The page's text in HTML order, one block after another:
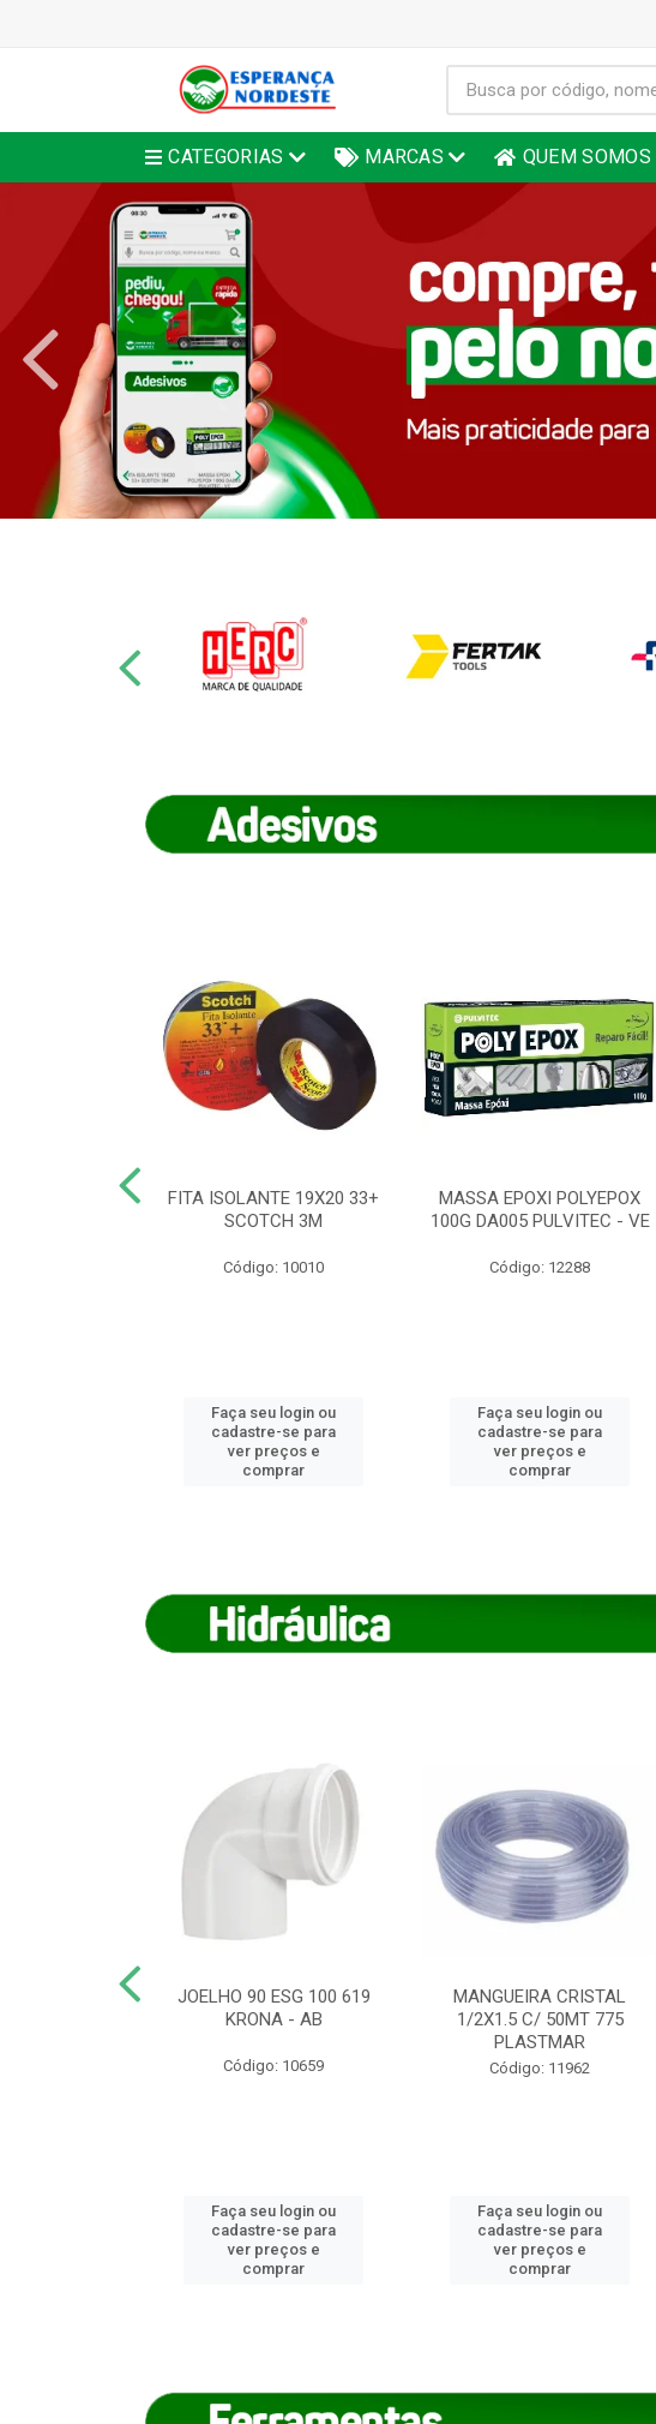
CATEGORIAS MARCAS QUEM SOMOS
FITA ISOLANTE 19X20 33+
SCOTCH 3M
Código: 10010
Faça seu login ou
cadastre-se para
ver preços e
comprar
MASSA EPOXI POLYEPOX
100G DA005 PULVITEC - VE
Código: 12288
Faça seu login ou
cadastre-se para
ver preços e
comprar
JOELHO 90 ESG 100 619
KRONA - AB
Código: 10659
Faça seu login ou
cadastre-se para
ver preços e
comprar
MANGUEIRA CRISTAL
1/2X1.5 C/ 50MT 775
PLASTMAR
Código: 11962
Faça seu login ou
cadastre-se para
ver preços e
comprar